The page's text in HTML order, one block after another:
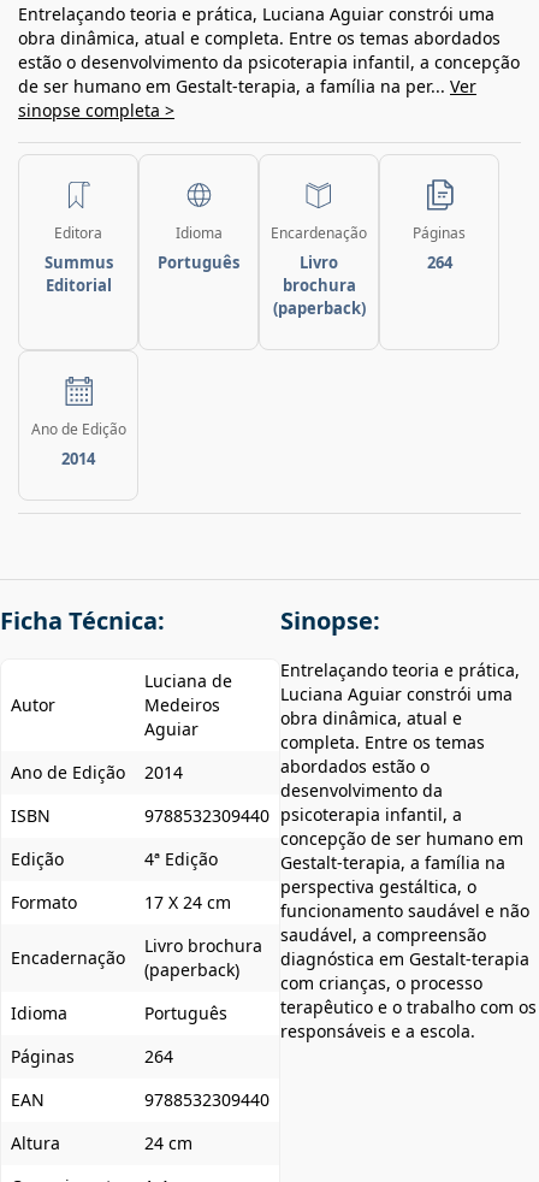
Entrelaçando teoria e prática, Luciana Aguiar constrói uma
obra dinâmica, atual e completa. Entre os temas abordados
estão o desenvolvimento da psicoterapia infantil, a concepção
de ser humano em Gestalt-terapia, a família na per... Ver
sinopse completa >
Editora
Summus
Editorial
Idioma
Português
Encardenação
Livro
brochura
(paperback)
Páginas
264
Ano de Edição
2014
Ficha Técnica:
Autor
Luciana de
Medeiros
Aguiar
Ano de Edição
2014
ISBN
9788532309440
Edição
4ª Edição
Formato
17 X 24 cm
Encadernação
Livro brochura
(paperback)
Idioma
Português
Páginas
264
EAN
9788532309440
Altura
24 cm
Sinopse:
Entrelaçando teoria e prática,
Luciana Aguiar constrói uma
obra dinâmica, atual e
completa. Entre os temas
abordados estão o
desenvolvimento da
psicoterapia infantil, a
concepção de ser humano em
Gestalt-terapia, a família na
perspectiva gestáltica, o
funcionamento saudável e não
saudável, a compreensão
diagnóstica em Gestalt-terapia
com crianças, o processo
terapêutico e o trabalho com os
responsáveis e a escola.